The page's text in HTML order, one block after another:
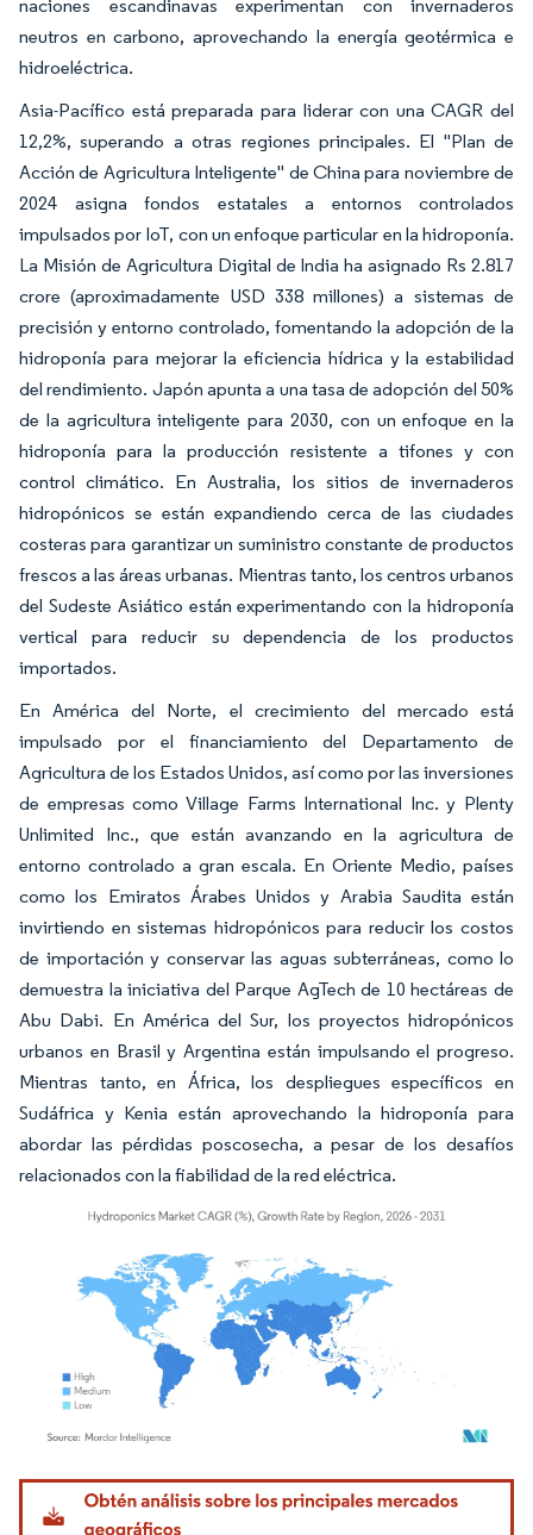
naciones escandinavas experimentan con invernaderos
neutros en carbono, aprovechando la energía geotérmica e
hidroeléctrica.
Asia-Pacífico está preparada para liderar con una CAGR del
12,2%, superando a otras regiones principales. El "Plan de
Acción de Agricultura Inteligente" de China para noviembre de
2024 asigna fondos estatales a entornos controlados
impulsados por IoT, con un enfoque particular en la hidroponía.
La Misión de Agricultura Digital de India ha asignado Rs 2.817
crore (aproximadamente USD 338 millones) a sistemas de
precisión y entorno controlado, fomentando la adopción de la
hidroponía para mejorar la eficiencia hídrica y la estabilidad
del rendimiento. Japón apunta a una tasa de adopción del 50%
de la agricultura inteligente para 2030, con un enfoque en la
hidroponía para la producción resistente a tifones y con
control climático. En Australia, los sitios de invernaderos
hidropónicos se están expandiendo cerca de las ciudades
costeras para garantizar un suministro constante de productos
frescos a las áreas urbanas. Mientras tanto, los centros urbanos
del Sudeste Asiático están experimentando con la hidroponía
vertical para reducir su dependencia de los productos
importados.
En América del Norte, el crecimiento del mercado está
impulsado por el financiamiento del Departamento de
Agricultura de los Estados Unidos, así como por las inversiones
de empresas como Village Farms International Inc. y Plenty
Unlimited Inc., que están avanzando en la agricultura de
entorno controlado a gran escala. En Oriente Medio, países
como los Emiratos Árabes Unidos y Arabia Saudita están
invirtiendo en sistemas hidropónicos para reducir los costos
de importación y conservar las aguas subterráneas, como lo
demuestra la iniciativa del Parque AgTech de 10 hectáreas de
Abu Dabi. En América del Sur, los proyectos hidropónicos
urbanos en Brasil y Argentina están impulsando el progreso.
Mientras tanto, en África, los despliegues específicos en
Sudáfrica y Kenia están aprovechando la hidroponía para
abordar las pérdidas poscosecha, a pesar de los desafíos
relacionados con la fiabilidad de la red eléctrica.
Imagen © Mordor Intelligence. El uso requiere atribución según CC BY 4.0.